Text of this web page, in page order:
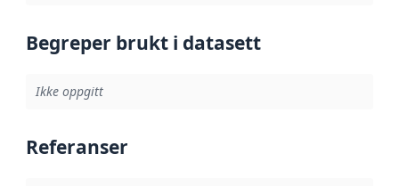
Begreper brukt i datasett
Ikke oppgitt
Referanser